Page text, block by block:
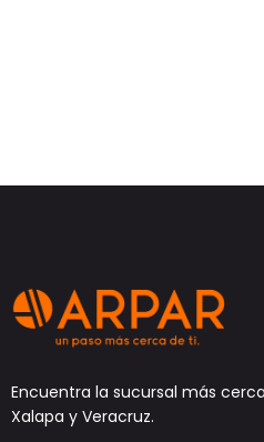
Encuentra la sucursal más
Xalapa y Veracruz.